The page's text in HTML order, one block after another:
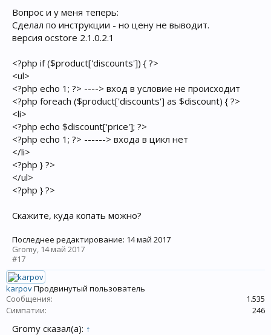
Вопрос и у меня теперь:
Сделал по инструкции - но цену не выводит.
версия ocstore 2.1.0.2.1
<?php if ($product['discounts']) { ?>
<ul>
<?php echo 1; ?> ----> вход в условие не происходит
<?php foreach ($product['discounts'] as $discount) { ?>
<li>
<?php echo $discount['price']; ?>
<?php echo 1; ?> ------> входа в цикл нет
</li>
<?php } ?>
</ul>
<?php } ?>
Скажите, куда копать можно?
Последнее редактирование: 14 май 2017
Gromy, 14 май 2017
#17
karpovПродвинутый пользователь
Сообщения:
1.535
Симпатии:
246
Gromy сказал(а): ↑